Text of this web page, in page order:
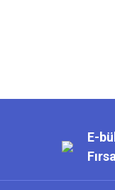
Bu ürünün
Ürün
Bu
E-